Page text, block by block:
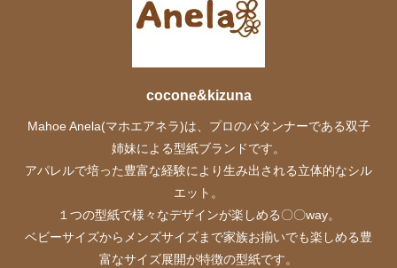
cocone&kizuna
Mahoe Anela(マホエアネラ)は、プロのパタンナーである双子
姉妹による型紙ブランドです。
アパレルで培った豊富な経験により生み出される立体的なシル
エット。
１つの型紙で様々なデザインが楽しめる〇〇way。
ベビーサイズからメンズサイズまで家族お揃いでも楽しめる豊
富なサイズ展開が特徴の型紙です。